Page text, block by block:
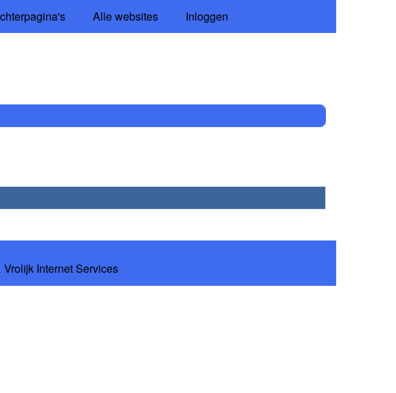
Alle websites Inloggen
Vrolijk Internet Services